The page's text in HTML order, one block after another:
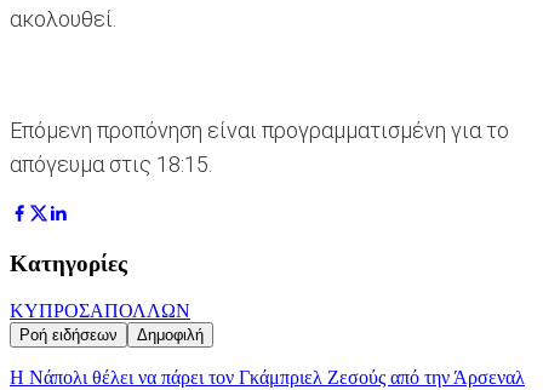
ακολουθεί.
Επόμενη προπόνηση είναι προγραμματισμένη για το
απόγευμα στις 18:15.
Κατηγορίες
ΚΥΠΡΟΣΑΠΟΛΛΩΝ
Ροή ειδήσεων Δημοφιλή
Η Νάπολι θέλει να πάρει τον Γκάμπριελ Ζεσούς από την Άρσεναλ